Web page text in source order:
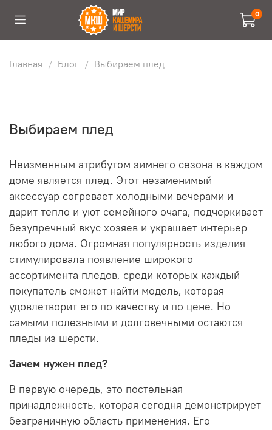
0
Главная Блог Выбираем плед
Выбираем плед
Неизменным атрибутом зимнего сезона в каждом
доме является плед. Этот незаменимый
аксессуар согревает холодными вечерами и
дарит тепло и уют семейного очага, подчеркивает
безупречный вкус хозяев и украшает интерьер
любого дома. Огромная популярность изделия
стимулировала появление широкого
ассортимента пледов, среди которых каждый
покупатель сможет найти модель, которая
удовлетворит его по качеству и по цене. Но
самыми полезными и долговечными остаются
пледы из шерсти.
Зачем нужен плед?
В первую очередь, это постельная
принадлежность, которая сегодня демонстрирует
безграничную область применения. Его